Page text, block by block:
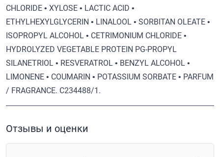
CHLORIDE • XYLOSE • LACTIC ACID •
ETHYLHEXYLGLYCERIN • LINALOOL • SORBITAN OLEATE •
ISOPROPYL ALCOHOL • CETRIMONIUM CHLORIDE •
HYDROLYZED VEGETABLE PROTEIN PG-PROPYL
SILANETRIOL • RESVERATROL • BENZYL ALCOHOL •
LIMONENE • COUMARIN • POTASSIUM SORBATE • PARFUM
/ FRAGRANCE. C234488/1.
Отзывы и оценки